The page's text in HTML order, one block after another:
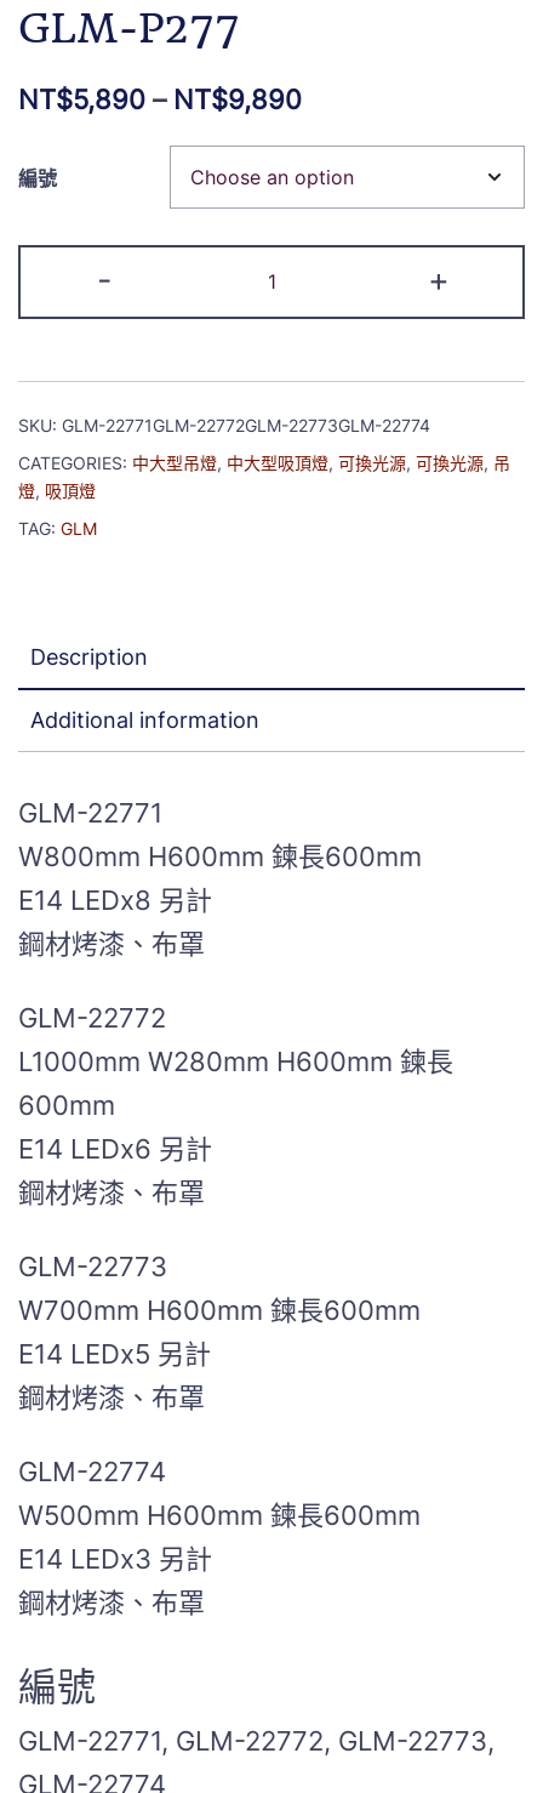
GLM-P277
NT$5,890 – NT$9,890
編號
- +
SKU: GLM-22771GLM-22772GLM-22773GLM-22774
CATEGORIES: 中大型吊燈, 中大型吸頂燈, 可換光源, 可換光源, 吊
燈, 吸頂燈
TAG: GLM
Description
Additional information
GLM-22771
W800mm H600mm 鍊長600mm
E14 LEDx8 另計
鋼材烤漆、布罩
GLM-22772
L1000mm W280mm H600mm 鍊長
600mm
E14 LEDx6 另計
鋼材烤漆、布罩
GLM-22773
W700mm H600mm 鍊長600mm
E14 LEDx5 另計
鋼材烤漆、布罩
GLM-22774
W500mm H600mm 鍊長600mm
E14 LEDx3 另計
鋼材烤漆、布罩
編號
GLM-22771, GLM-22772, GLM-22773,
GLM-22774